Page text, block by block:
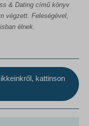
& Dating című könyv
végzett. Feleségével,
élnek.
kattinson